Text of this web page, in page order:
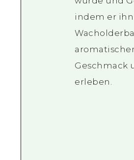
indem er
Geschmack
erleben.